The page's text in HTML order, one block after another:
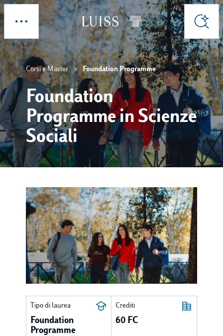
Skip to main content
Cerca
Corsi e Master Foundation Programme
Foundation
Programme in Scienze
Sociali
Tipo di laurea
Foundation
Programme
Crediti
60 FC